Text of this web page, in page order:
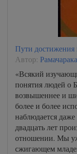
Пути
Автор: Рамачарака
«Всякий
понятия людей о
возвышеннее и
более и более
наблюдается
двадцать лет
отношении. Мы
сжигающем